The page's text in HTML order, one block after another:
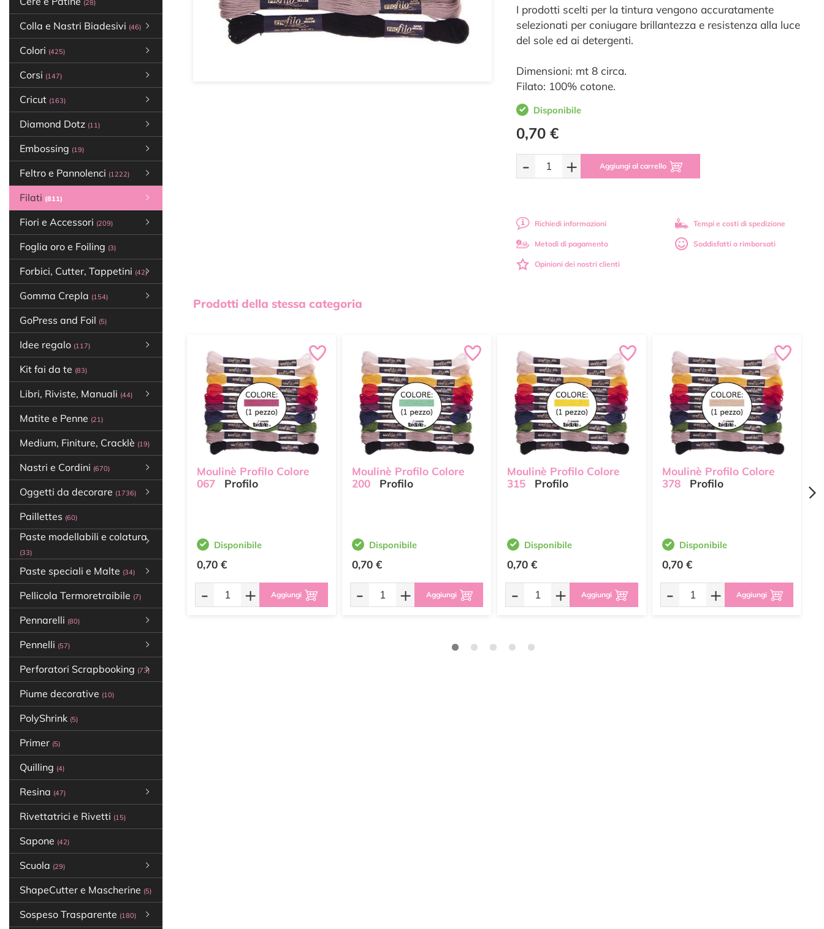
(28)
Colla e Nastri Biadesivi (46)
Colori (425)
Corsi (147)
Cricut (163)
Diamond Dotz (11)
Embossing (19)
Feltro e Pannolenci (1222)
Filati (811)
Fiori e Accessori (209)
Foglia oro e Foiling (3)
Forbici, Cutter, Tappetini (42)
Gomma Crepla (154)
GoPress and Foil (5)
Idee regalo (117)
Kit fai da te (83)
Libri, Riviste, Manuali (44)
Matite e Penne (21)
Medium, Finiture, Cracklè (19)
Nastri e Cordini (670)
Oggetti da decorare (1736)
Paillettes (60)
Paste modellabili e colatura
(33)
Paste speciali e Malte (34)
Pellicola Termoretraibile (7)
Pennarelli (80)
Pennelli (57)
Perforatori Scrapbooking (73)
Piume decorative (10)
PolyShrink (5)
Primer (5)
Quilling (4)
Resina (47)
Rivettatrici e Rivetti (15)
Sapone (42)
Scuola (29)
ShapeCutter e Mascherine (5)
Sospeso Trasparente (180)
I prodotti scelti per la tintura vengono accuratamente
selezionati per coniugare brillantezza e resistenza alla luce
del sole ed ai detergenti.
Dimensioni: mt 8 circa.
Filato: 100% cotone.
Disponibile
0,70 €
- + Aggiungi al carrello
Richiedi informazioni Tempi e costi di spedizione
Metodi di pagamento Soddisfatti o rimborsati
Opinioni dei nostri clienti
Prodotti della stessa categoria
Moulinè Profilo Colore
067
Profilo
Disponibile
0,70 €
- + Aggiungi
Moulinè Profilo Colore
200
Profilo
Disponibile
0,70 €
- + Aggiungi
Moulinè Profilo Colore
315
Profilo
Disponibile
0,70 €
- + Aggiungi
Moulinè Profilo Colore
378
Profilo
Disponibile
0,70 €
- + Aggiungi